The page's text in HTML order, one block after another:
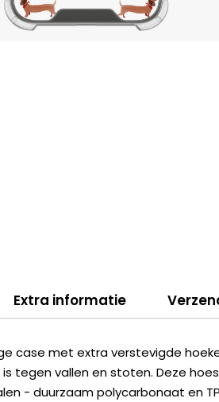
Extra informatie
case met extra verstevigde
tegen vallen en stoten. Deze
- duurzaam polycarbonaat en